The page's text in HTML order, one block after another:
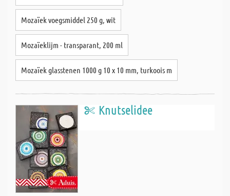
Mozaïek voegsmiddel 250 g, wit
Mozaïeklijm - transparant, 200 ml
Mozaïek glasstenen 1000 g 10 x 10 mm, turkoois m
Knutselidee